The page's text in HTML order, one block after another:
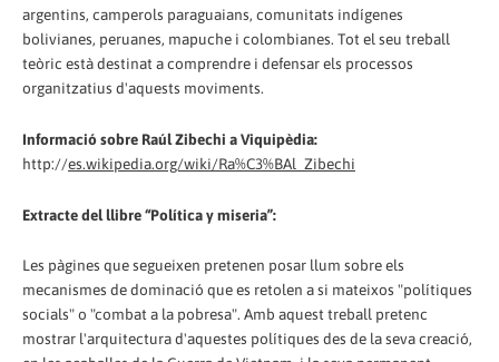
argentins, camperols paraguaians, comunitats indígenes
bolivianes, peruanes, mapuche i colombianes. Tot el seu treball
teòric està destinat a comprendre i defensar els processos
organitzatius d'aquests moviments.
Informació sobre Raúl Zibechi a Viquipèdia:
http://es.wikipedia.org/wiki/Ra%C3%BAl_Zibechi
Extracte del llibre “Política y miseria”:
Les pàgines que segueixen pretenen posar llum sobre els
mecanismes de dominació que es retolen a si mateixos "polítiques
socials" o "combat a la pobresa". Amb aquest treball pretenc
mostrar l'arquitectura d'aquestes polítiques des de la seva creació,